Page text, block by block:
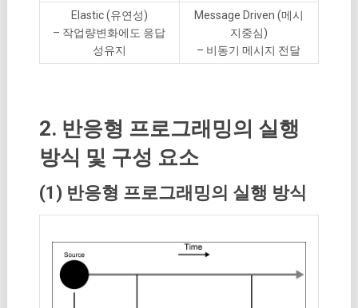
Elastic (유연성)
– 작업량변화에도 응답
성유지
Message Driven (메시
지중심)
– 비동기 메시지 전달
2. 반응형 프로그래밍의 실행
방식 및 구성 요소
(1) 반응형 프로그래밍의 실행 방식